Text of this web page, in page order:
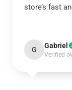
store’s fast
G Gabriel
Verified